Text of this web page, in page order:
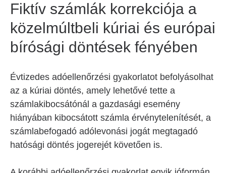
Fiktív számlák korrekciója a
közelmúltbeli kúriai és európai
bírósági döntések fényében
Évtizedes adóellenőrzési gyakorlatot befolyásolhat
az a kúriai döntés, amely lehetővé tette a
számlakibocsátónál a gazdasági esemény
hiányában kibocsátott számla érvénytelenítését, a
számlabefogadó adólevonási jogát megtagadó
hatósági döntés jogerejét követően is.